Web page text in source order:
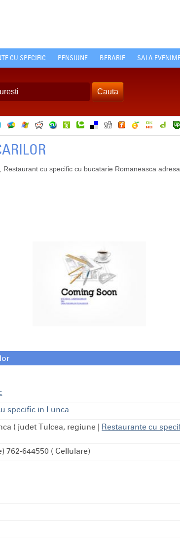
CU SPECIFIC PENSIUNE BERARIE SALA
cu specific cu bucatarie Romaneasca
specific in Lunca
( judet Tulcea, regiune | Restaurante cu
762-644550 ( Cellulare)